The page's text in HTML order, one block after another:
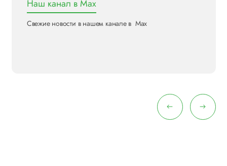
Наш канал в Max
Свежие новости в нашем канале в Max